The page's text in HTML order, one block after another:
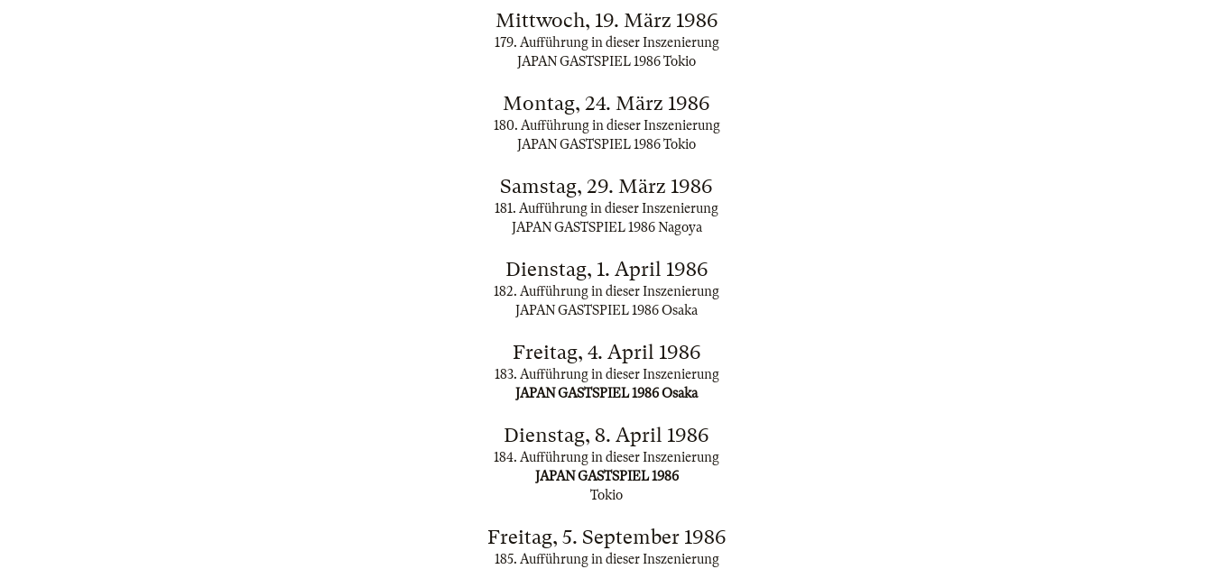
Mittwoch, 19. März 1986
179. Aufführung in dieser Inszenierung
JAPAN GASTSPIEL 1986 Tokio
Montag, 24. März 1986
180. Aufführung in dieser Inszenierung
JAPAN GASTSPIEL 1986 Tokio
Samstag, 29. März 1986
181. Aufführung in dieser Inszenierung
JAPAN GASTSPIEL 1986 Nagoya
Dienstag, 1. April 1986
182. Aufführung in dieser Inszenierung
JAPAN GASTSPIEL 1986 Osaka
Freitag, 4. April 1986
183. Aufführung in dieser Inszenierung
JAPAN GASTSPIEL 1986 Osaka
Dienstag, 8. April 1986
184. Aufführung in dieser Inszenierung
JAPAN GASTSPIEL 1986
Tokio
Freitag, 5. September 1986
185. Aufführung in dieser Inszenierung